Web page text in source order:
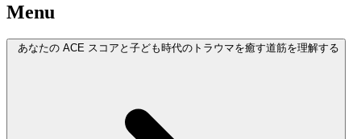
Menu
あなたの ACE スコアと子ども時代のトラウマを癒す道筋を理解する